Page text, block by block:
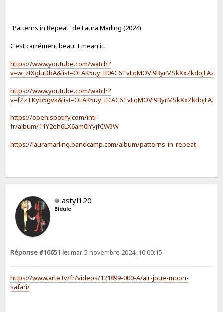
"Patterns in Repeat" de Laura Marling (2024)
C'est carrément beau. I mean it.
https://www.youtube.com/watch?
https://www.youtube.com/watch?
https://open.spotify.com/intl-
fr/album/11Y2eh6LX6am0lYyjfCW3W
https://lauramarling.bandcamp.com/album/patterns-in-repeat
astyl120
Bidule
Réponse #16651 le:mar. 5 novembre 2024, 10:00:15
https://www.arte.tv/fr/videos/121899-000-A/air-joue-moon-
safari/